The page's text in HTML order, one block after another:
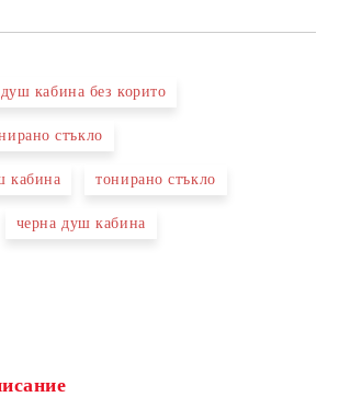
с вас в рамките на работния ден.
душ кабина без корито
стъкло
кабина тонирано стъкло
черна душ кабина